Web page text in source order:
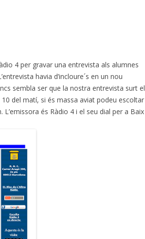
4 per gravar una entrevista als alumnes
havia d’incloure´s en un nou
sembla ser que la nostra entrevista surt el
10 del matí, si és massa aviat podeu escoltar
és Ràdio 4 i el seu dial per a Baix